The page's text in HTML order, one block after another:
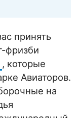
принять
фризби
, которые
Авиаторов.
на